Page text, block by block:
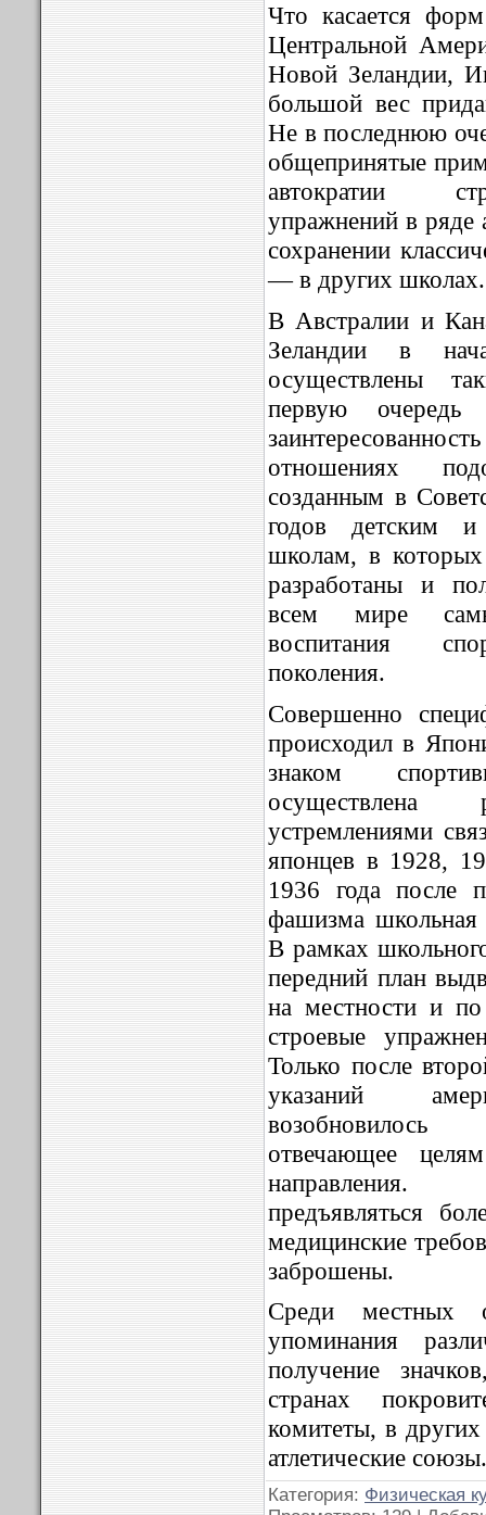
Что касается
Центральной
Новой Зеландии,
большой вес
Не в последнюю
общепринятые
автократии
упражнений в ряде
сохранении
— в других школах.
В Австралии и
Зеландии в
осуществлены
первую
отношениях
созданным в
годов детским
школам, в
разработаны и
всем мире
воспитания
поколения.
Совершенно
происходил в
знаком
устремлениями
японцев в 1928,
1936 года после
фашизма школьная
В рамках
передний план
на местности и
строевые
Только после
указаний
возобновилось
отвечающее целям
направления.
предъявляться
медицинские
заброшены.
Среди местных
упоминания
получение
странах
комитеты, в
атлетические союзы.
Категория: Физическая